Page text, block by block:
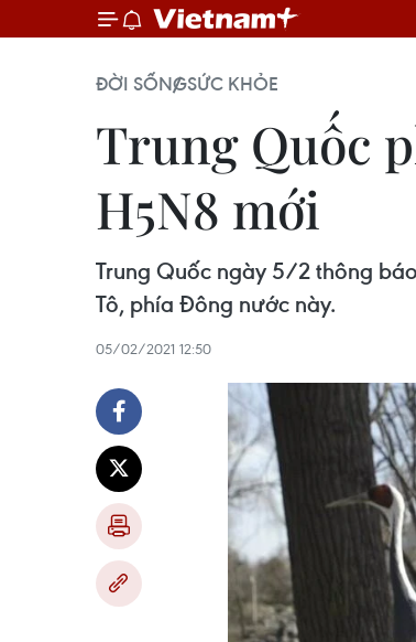
ĐỜI SỐNGSỨC KHỎE
Trung Quốc
H5N8 mới
Trung Quốc ngày 5/2 thông
Tô, phía Đông nước này.
05/02/2021 12:50